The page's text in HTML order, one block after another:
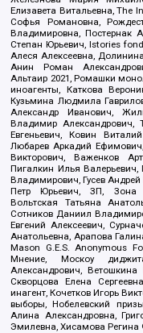
Елизавета Витальевна, The
Софья Романовна,
Владимировна, Постернак
Степан Юрьевич, Istories
Алеся Алексеевна,
Анин Роман
Альтаир 2021, Ромашки
иноагенты, Каткова
Кузьмина Людмила
Александр Иванович,
Владимир Александрович,
Евгеньевич, Ковин
Любарев Аркадий
Викторович, Важенков
Пигалкин Илья Валерьевич,
Владимирович, Гусев
Петр Юрьевич, ЗП, Зона
Вольтская Татьяна
Сотников Даниил
Евгений Алексеевич,
Анатольевна, Арапова
Mason G.E.S. Anonymous
Мнение, Москоу
Александрович,
Скворцова Елена
инагент, Кочетков Игорь
выборы, Нобелевский
Алина Александровна,
Эмилевна, Хисамова Регина